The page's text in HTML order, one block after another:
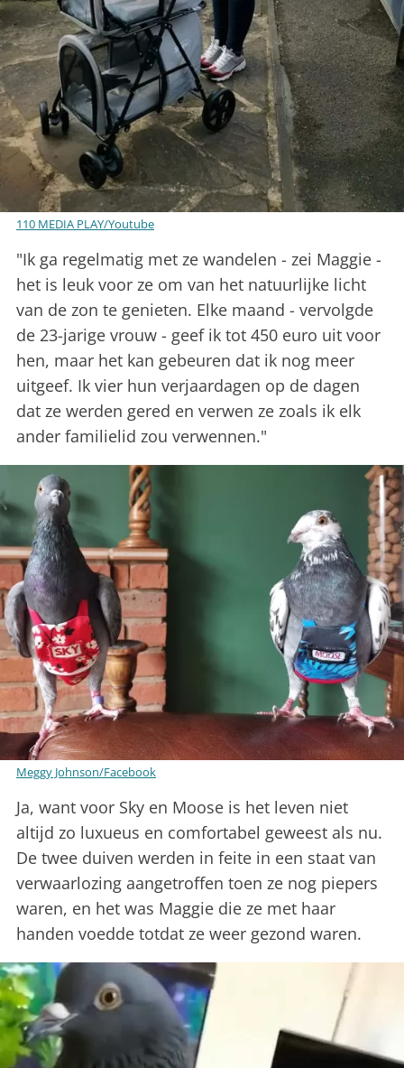
110 MEDIA PLAY/Youtube
"Ik ga regelmatig met ze wandelen - zei Maggie -
het is leuk voor ze om van het natuurlijke licht
van de zon te genieten. Elke maand - vervolgde
de 23-jarige vrouw - geef ik tot 450 euro uit voor
hen, maar het kan gebeuren dat ik nog meer
uitgeef. Ik vier hun verjaardagen op de dagen
dat ze werden gered en verwen ze zoals ik elk
ander familielid zou verwennen."
Meggy Johnson/Facebook
Ja, want voor Sky en Moose is het leven niet
altijd zo luxueus en comfortabel geweest als nu.
De twee duiven werden in feite in een staat van
verwaarlozing aangetroffen toen ze nog piepers
waren, en het was Maggie die ze met haar
handen voedde totdat ze weer gezond waren.